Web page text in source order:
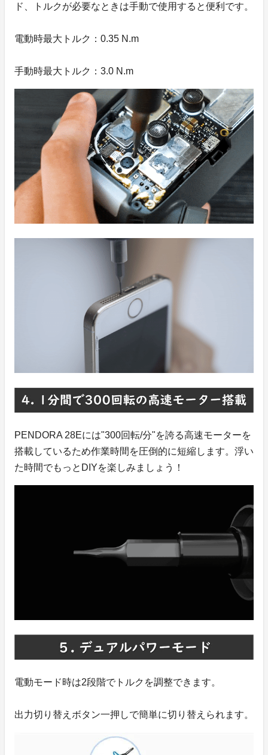
ド、トルクが必要なときは手動で使用すると便利です。
電動時最大トルク：0.35 N.m
手動時最大トルク：3.0 N.m
PENDORA 28Eには"300回転/分"を誇る高速モーターを
搭載しているため作業時間を圧倒的に短縮します。浮い
た時間でもっとDIYを楽しみましょう！
電動モード時は2段階でトルクを調整できます。
出力切り替えボタン一押しで簡単に切り替えられます。